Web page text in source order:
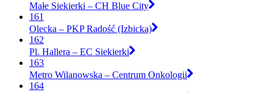
Małe Siekierki – CH Blue City
161
Olecka – PKP Radość (Izbicka)
162
Pl. Hallera – EC Siekierki
163
Metro Wilanowska – Centrum Onkologii
164